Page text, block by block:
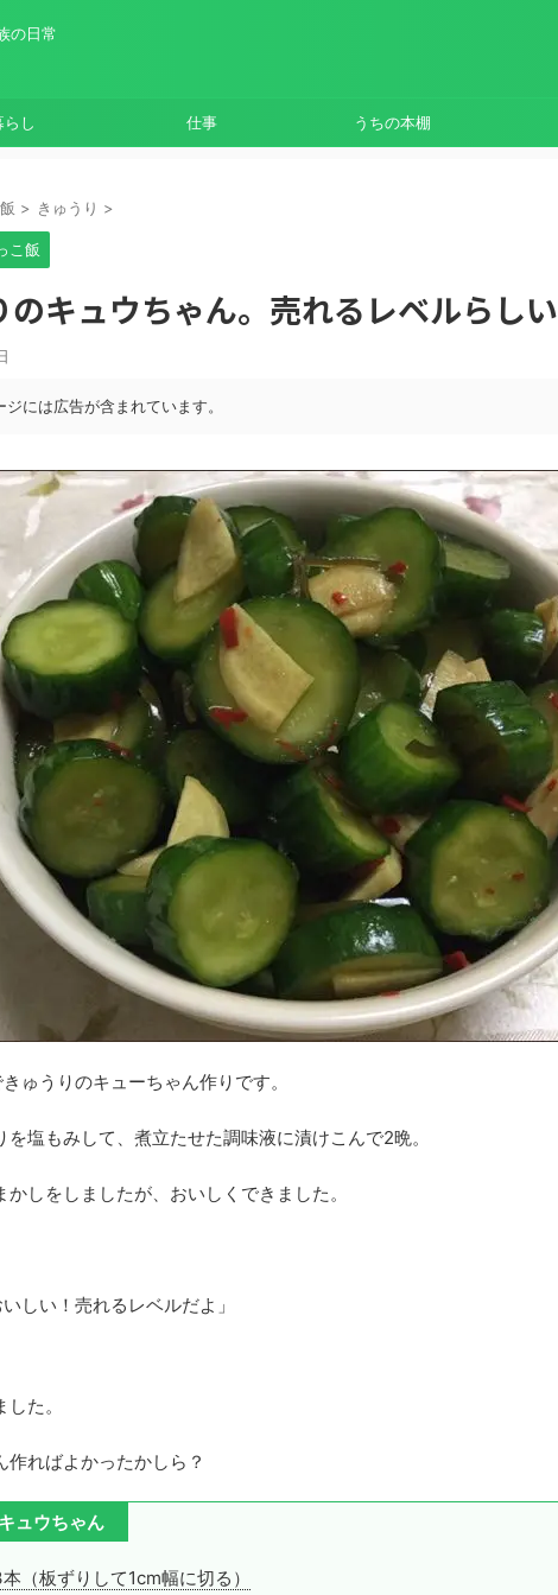
の日常
らし 仕事 うちの本棚
> きゅうり >
こ飯
のキュウちゃん。売れるレベルらしい
ジには広告が含まれています。
ゅうりのキューちゃん作りです。
を塩もみして、煮立たせた調味液に漬けこんで2晩。
かしをしましたが、おいしくできました。
いしい！売れるレベルだよ」
た。
作ればよかったかしら？
ュウちゃん
（板ずりして1cm幅に切る）